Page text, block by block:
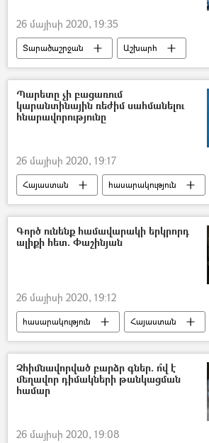
26 մայիսի 2020, 19:35
Տարածաշրջան
Աշխարհ
Վրաստանի Հանրապետություն
գազ
գազի սակագին
«Գազպրոմ Արմենիա» ընկերություն
Պարետը չի բացառում
կարանտինային ռեժիմ սահմանելու
հնարավորությունը
26 մայիսի 2020, 19:17
Հայաստան
հասարակություն
կորոնավիրուս
Արտակարգ դրություն
Տիգրան Ավինյան
կարանտին
պարետ
Գործ ունենք համավարակի երկրորդ
ալիքի հետ. Փաշինյան
26 մայիսի 2020, 19:12
հասարակություն
Հայաստան
Նիկոլ Փաշինյան
կորոնավիրուս
Չհիմնավորված բարձր գներ. ո՞վ է
մեղավոր դիմակների թանկացման
համար
26 մայիսի 2020, 19:08